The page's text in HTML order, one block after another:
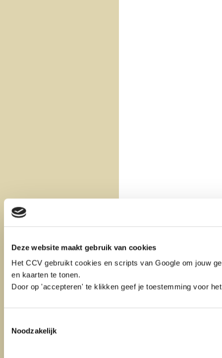
Deze website maakt gebruik van cookies
Het CCV gebruikt cookies en scripts van Google om jouw
en kaarten te tonen.
Door op 'accepteren' te klikken geef je toestemming voor
Noodzakelijk